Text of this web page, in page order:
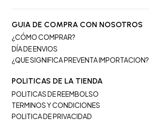
GUIA DE COMPRA CON NOSOTROS
¿CÓMO COMPRAR?
DÍA DE ENVIOS
¿QUE SIGNIFICA PREVENTA IMPORTACION?
POLITICAS DE LA TIENDA
POLITICAS DE REEMBOLSO
TERMINOS Y CONDICIONES
POLITICA DE PRIVACIDAD